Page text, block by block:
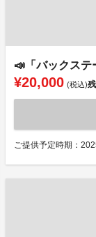
📣「バックステ
¥20,000 (税込)
ご提供予定時期：